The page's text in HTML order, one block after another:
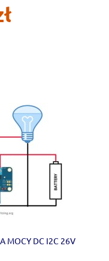
MOCY DC I2C 26V